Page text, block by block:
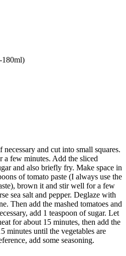
180ml)
and cut into small squares.
a few minutes. Add the sliced
and also briefly fry. Make space in
of tomato paste (I always use the
brown it and stir well for a few
sea salt and pepper. Deglaze with
Then add the mashed tomatoes and
add 1 teaspoon of sugar. Let
for about 15 minutes, then add the
minutes until the vegetables are
add some seasoning.